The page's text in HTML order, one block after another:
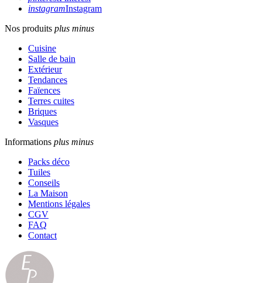
instagramInstagram
Nos produits plus minus
Cuisine
Salle de bain
Extérieur
Tendances
Faïences
Terres cuites
Briques
Vasques
Informations plus minus
Packs déco
Tuiles
Conseils
La Maison
Mentions légales
CGV
FAQ
Contact